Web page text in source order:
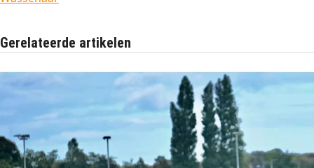
Gerelateerde artikelen